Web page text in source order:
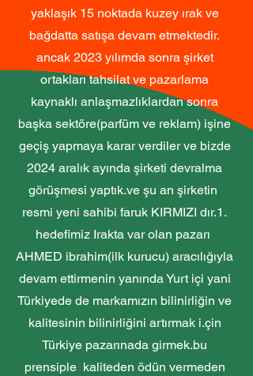
yaklaşık 15 noktada kuzey ırak ve
bağdatta satışa devam etmektedir.
ancak 2023 yılımda sonra şirket
ortakları tahsilat ve pazarlama
kaynaklı anlaşmazlıklardan sonra
başka sektöre(parfüm ve reklam) işine
geçiş yapmaya karar verdiler ve bizde
2024 aralık ayında şirketi devralma
görüşmesi yaptık.ve şu an şirketin
resmi yeni sahibi faruk KIRMIZI dır.1.
hedefimiz Irakta var olan pazarı
AHMED ibrahim(ilk kurucu) aracılığıyla
devam ettirmenin yanında Yurt içi yani
Türkiyede de markamızın bilinirliğin ve
kalitesinin bilinirliğini artırmak i.çin
Türkiye pazarınada girmek.bu
prensiple kaliteden ödün vermeden